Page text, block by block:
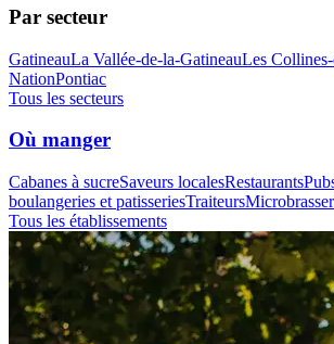
Par secteur
GatineauLa Vallée-de-la-GatineauLes
NationPontiac
Tous les secteurs
Où manger
Cabanes à sucreSaveurs localesRestaurants
boulangeries et patisseriesTraiteurs
Tous les établissements